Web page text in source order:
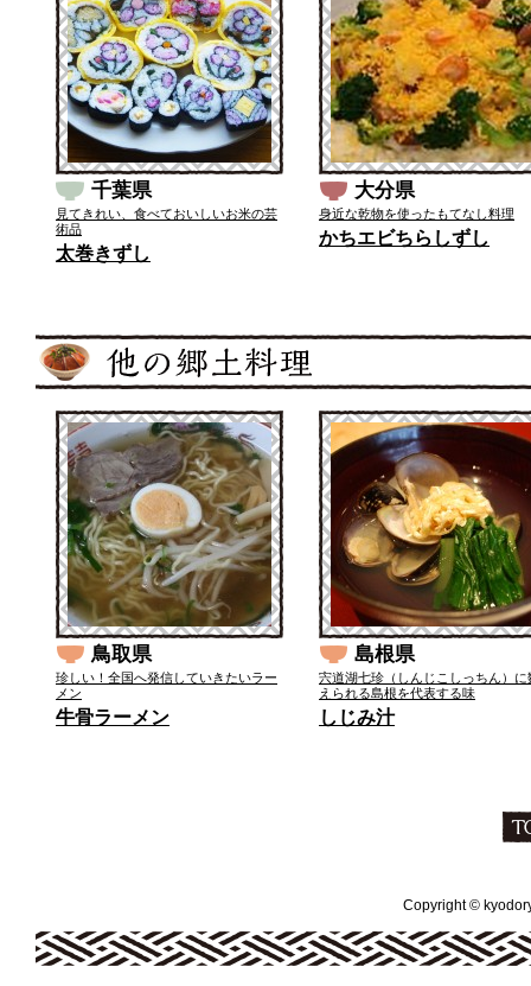
千葉県
見てきれい、食べておいしいお米の芸
術品
太巻きずし
大分県
身近な乾物を使ったもてなし料理
かちエビちらしずし
鳥取県
珍しい！全国へ発信していきたいラー
メン
牛骨ラーメン
島根県
宍道湖七珍（しんじこしっちん）に
えられる島根を代表する味
しじみ汁
Copyright ©